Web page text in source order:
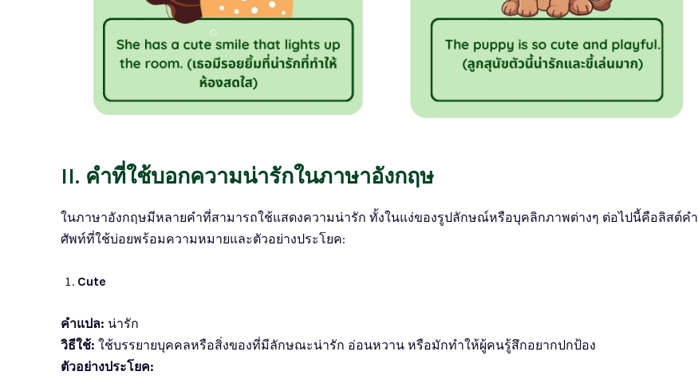
II. คำที่ใช้บอกความน่ารักในภาษาอังกฤษ
ในภาษาอังกฤษมีหลายคำที่สามารถใช้แสดงความน่ารัก ทั้งในแง่ของรูปลักษณ์หรือบุคลิกภาพต่างๆ ต่อไปนี้คือลิสต์คำ
ศัพท์ที่ใช้บ่อยพร้อมความหมายและตัวอย่างประโยค:
Cute
คำแปล: น่ารัก
วิธีใช้: ใช้บรรยายบุคคลหรือสิ่งของที่มีลักษณะน่ารัก อ่อนหวาน หรือมักทำให้ผู้คนรู้สึกอยากปกป้อง
ตัวอย่างประโยค: